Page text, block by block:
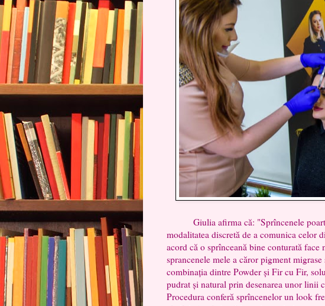
Giulia afirma că: "Sprîncenele poartă
modalitatea discretă de a comunica celor
acord că o sprînceană bine conturată
sprancenele mele a căror pigment
combinația dintre Powder și Fir cu Fir,
pudrat și natural prin desenarea unor linii
Procedura conferă sprîncenelor un look